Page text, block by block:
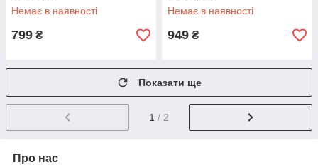
Немає в наявності
799 ₴
Немає в наявності
949 ₴
Показати ще
1 / 2
Про нас